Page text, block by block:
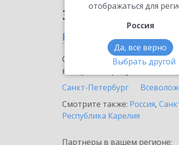
отображаться для
Россия
Да, все верно
Выбрать другой
Заказать
в Луге
Ознакомьтесь с
внедрение продукта.
Санкт-Петербург
Смотрите также: Россия,
Республика Карелия
Партнеры в вашем регионе: